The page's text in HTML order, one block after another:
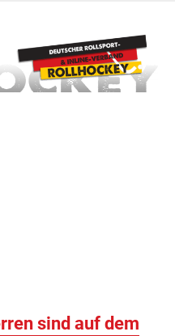
sind auf dem